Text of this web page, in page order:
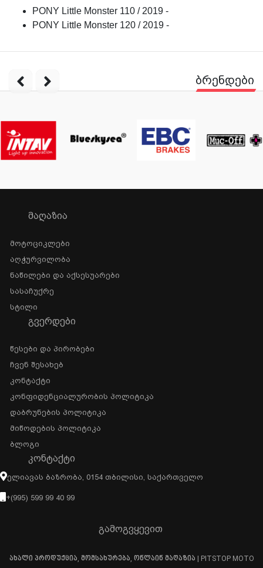
PONY Little Monster 110 / 2019 -
PONY Little Monster 120 / 2019 -
ბრენდები
ᲛᲐᲦᲐᲖᲘᲐ
Მოტოციკლები
Აღჭურვილობა
Ნაწილები Და Აქსესუარები
Სასაჩუქრე
Სტილი
ᲒᲕᲔᲠᲓᲔᲑᲘ
Წესები Და Პირობები
Ჩვენ Შესახებ
Კონტაქტი
Კონფიდენციალურობის Პოლიტიკა
Დაბრუნების Პოლიტიკა
Მიწოდების Პოლიტიკა
Ბლოგი
ᲙᲝᲜᲢᲐᲥᲢᲘ
Ელიავას Ბაზრობა, 0154 Თბილისი, Საქართველო
+(995) 599 99 40 99
გამოგვყევით
ახალი პროდუქცია, მომსახურება, ონლაინ მაღაზია | PITSTOP MOTO